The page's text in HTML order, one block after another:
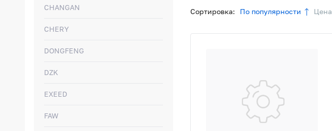
CHANGAN
CHERY
DONGFENG
DZK
EXEED
FAW
Сортировка: По популярности Цена